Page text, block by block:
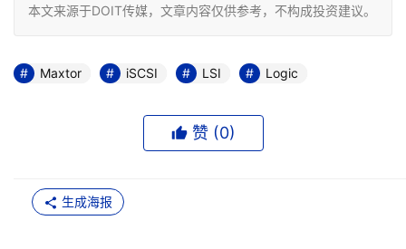
本文来源于DOIT传媒，文章内容仅供参考，不构成投资建议。
Maxtor iSCSI LSI Logic
赞 (0)
生成海报